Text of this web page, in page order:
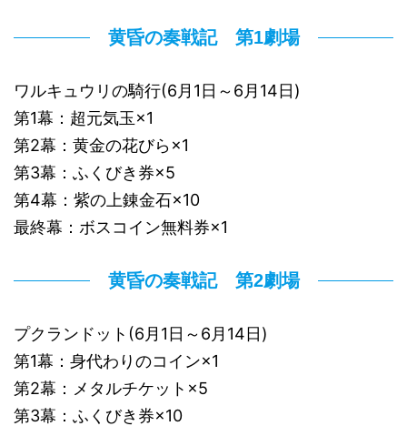
黄昏の奏戦記 第1劇場
ワルキュウリの騎行(6月1日～6月14日)
第1幕：超元気玉×1
第2幕：黄金の花びら×1
第3幕：ふくびき券×5
第4幕：紫の上錬金石×10
最終幕：ボスコイン無料券×1
黄昏の奏戦記 第2劇場
プクランドット(6月1日～6月14日)
第1幕：身代わりのコイン×1
第2幕：メタルチケット×5
第3幕：ふくびき券×10